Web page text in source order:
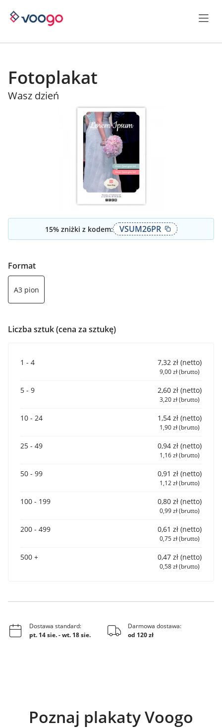
Fotoplakat
Wasz dzień
15% zniżki z kodem: VSUM26PR
Format
A3 pion
Liczba sztuk (cena za sztukę)
1 - 4 7,32 zł (netto)
9,00 zł (brutto)
5 - 9 2,60 zł (netto)
3,20 zł (brutto)
10 - 24 1,54 zł (netto)
1,90 zł (brutto)
25 - 49 0,94 zł (netto)
1,16 zł (brutto)
50 - 99 0,91 zł (netto)
1,12 zł (brutto)
100 - 199 0,80 zł (netto)
0,99 zł (brutto)
200 - 499 0,61 zł (netto)
0,75 zł (brutto)
500 + 0,47 zł (netto)
0,58 zł (brutto)
Dostawa standard:
pt. 14 sie.-wt. 18 sie.
Darmowa dostawa:
od 120 zł
Poznaj plakaty Voogo